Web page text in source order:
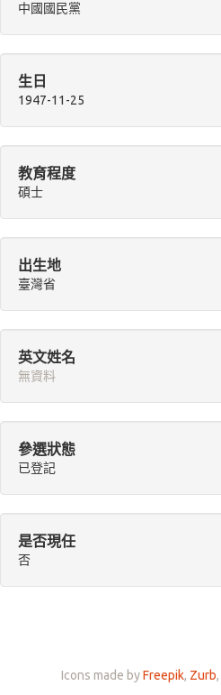
中國國民黨
生日
1947-11-25
教育程度
碩士
出生地
臺灣省
英文姓名
無資料
參選狀態
已登記
是否現任
否
Icons made byFreepik, Zurb,